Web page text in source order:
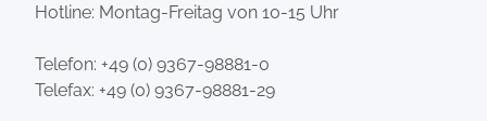
Hotline: Montag-Freitag von 10-15 Uhr
Telefon: +49 (0) 9367-98881-0
Telefax: +49 (0) 9367-98881-29